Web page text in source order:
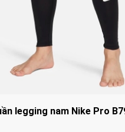
legging nam Nike Pro